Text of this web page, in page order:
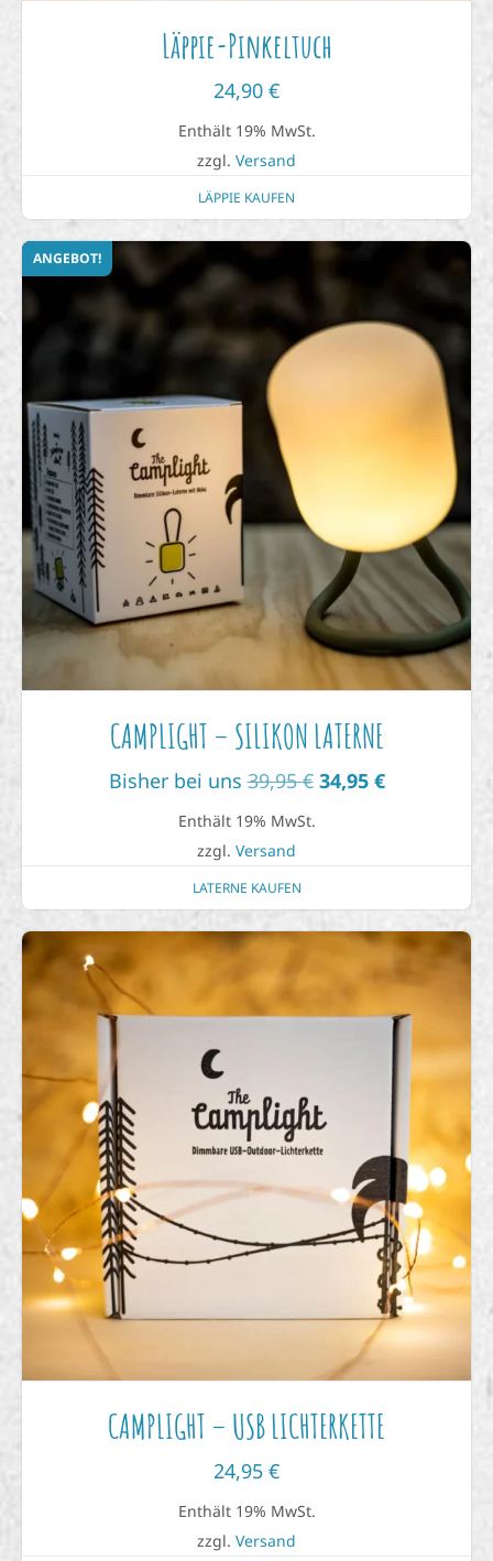
Läppie-Pinkeltuch
24,90 €
Enthält 19% MwSt.
zzgl. Versand
LÄPPIE KAUFEN
ANGEBOT!
CAMPLIGHT – SILIKON LATERNE
Bisher bei uns 39,95€ 34,95 €
Enthält 19% MwSt.
zzgl. Versand
LATERNE KAUFEN
CAMPLIGHT – USB LICHTERKETTE
24,95 €
Enthält 19% MwSt.
zzgl. Versand